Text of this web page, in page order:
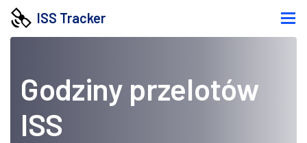
ISS Tracker
Godziny przelotów
ISS